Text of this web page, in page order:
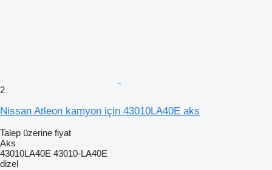
2
Nissan Atleon kamyon için 43010LA40E aks
Talep üzerine fiyat
Aks
43010LA40E 43010-LA40E
dizel